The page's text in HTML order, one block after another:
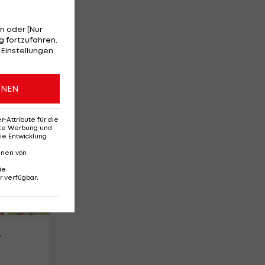
oder [Nur
fortzufahren.
Attribute für die
Werbung und
Entwicklung
von
verfügbar: